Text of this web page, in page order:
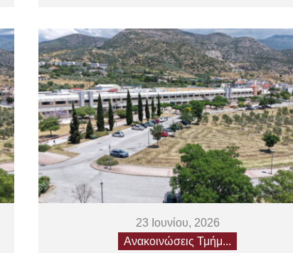
23 Ιουνίου, 2026
Ανακοινώσεις Τμήμ...